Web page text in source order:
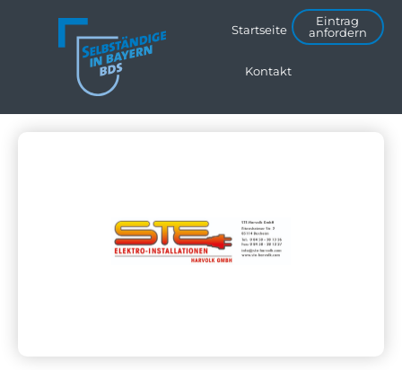
Startseite
Kontakt
Eintrag
anfordern